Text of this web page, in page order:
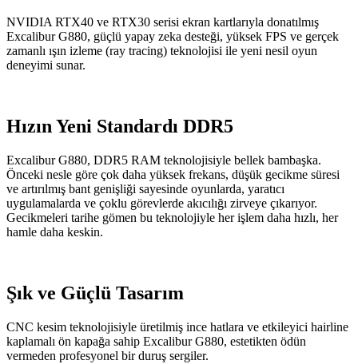
NVIDIA RTX40 ve RTX30 serisi ekran kartlarıyla donatılmış
Excalibur G880, güçlü yapay zeka desteği, yüksek FPS ve gerçek
zamanlı ışın izleme (ray tracing) teknolojisi ile yeni nesil oyun
deneyimi sunar.
Hızın Yeni Standardı DDR5
Excalibur G880, DDR5 RAM teknolojisiyle bellek bambaşka.
Önceki nesle göre çok daha yüksek frekans, düşük gecikme süresi
ve artırılmış bant genişliği sayesinde oyunlarda, yaratıcı
uygulamalarda ve çoklu görevlerde akıcılığı zirveye çıkarıyor.
Gecikmeleri tarihe gömen bu teknolojiyle her işlem daha hızlı, her
hamle daha keskin.
Şık ve Güçlü Tasarım
CNC kesim teknolojisiyle üretilmiş ince hatlara ve etkileyici hairline
kaplamalı ön kapağa sahip Excalibur G880, estetikten ödün
vermeden profesyonel bir duruş sergiler.